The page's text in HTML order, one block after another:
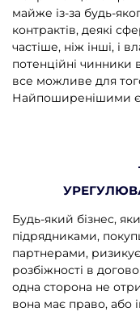
майже із-за будь-
контрактів, деякі
частіше, ніж інші, і
потенційні
все можливе для
Найпоширенішими
Будь-який бізнес,
підрядниками,
партнерами,
розбіжності в
одна сторона не
вона має право, або